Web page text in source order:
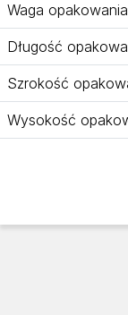
Waga
Długość
Szrokość
Wysokość